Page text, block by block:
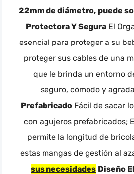
22mm de diámetro, puede
Protectora Y SeguraEl
esencial para proteger a su
proteger sus cables de una
que le brinda un entorno
seguro, cómodo y
Prefabricado Fácil de sacar
con agujeros prefabricados;
permite la longitud de
estas mangas de gestión al
sus necesidades Diseño